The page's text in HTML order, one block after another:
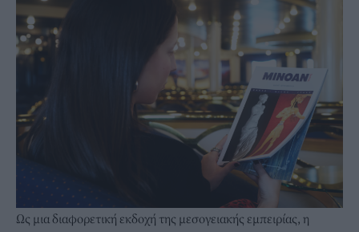
Ως μια διαφορετική εκδοχή της μεσογειακής εμπειρίας, η